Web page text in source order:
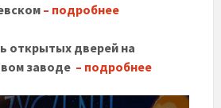
– подробнее
открытых дверей на
заводе – подробнее